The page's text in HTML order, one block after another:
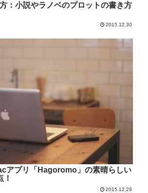
：小説やラノベのプロットの書き方
2015.12.30
アプリ「Hagoromo」の素晴らしい
！
2015.12.29